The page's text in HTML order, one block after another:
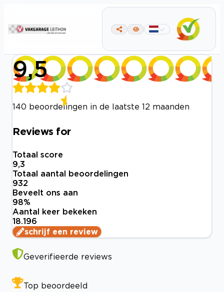
9,5
140 beoordelingen in de laatste 12 maanden
Reviews for
Totaal score
9,3
Totaal aantal beoordelingen
932
Beveelt ons aan
98%
Aantal keer bekeken
18.196
schrijf een review
Geverifieerde reviews
Top beoordeeld